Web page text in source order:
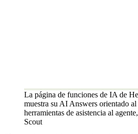
La página de funciones de IA de
muestra su AI Answers orientado
herramientas de asistencia al
Scout